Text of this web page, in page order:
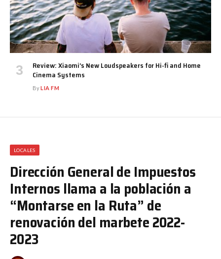
Review: Xiaomi’s New Loudspeakers for Hi-fi and Home
Cinema Systems
ByLIA FM
LOCALES
Dirección General de Impuestos
Internos llama a la población a
“Montarse en la Ruta” de
renovación del marbete 2022-
2023